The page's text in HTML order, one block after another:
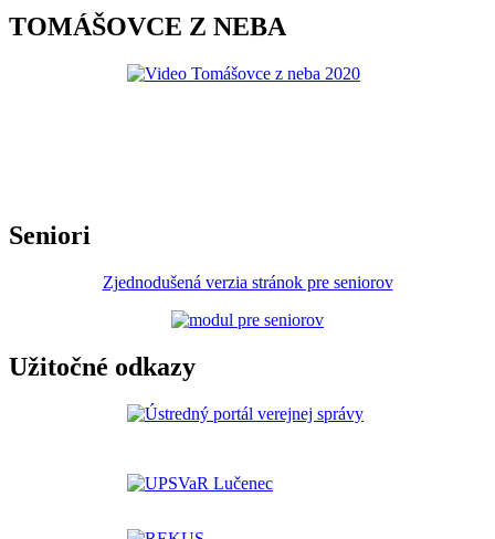
TOMÁŠOVCE Z NEBA
Seniori
Zjednodušená verzia stránok pre seniorov
Užitočné odkazy